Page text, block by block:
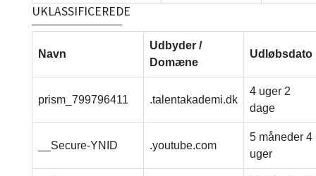
UKLASSIFICEREDE
Navn
Udbyder /
Domæne
Udløbsdato
prism_799796411 .talentakademi.dk
4 uger 2
dage
__Secure-YNID .youtube.com
5 måneder 4
uger